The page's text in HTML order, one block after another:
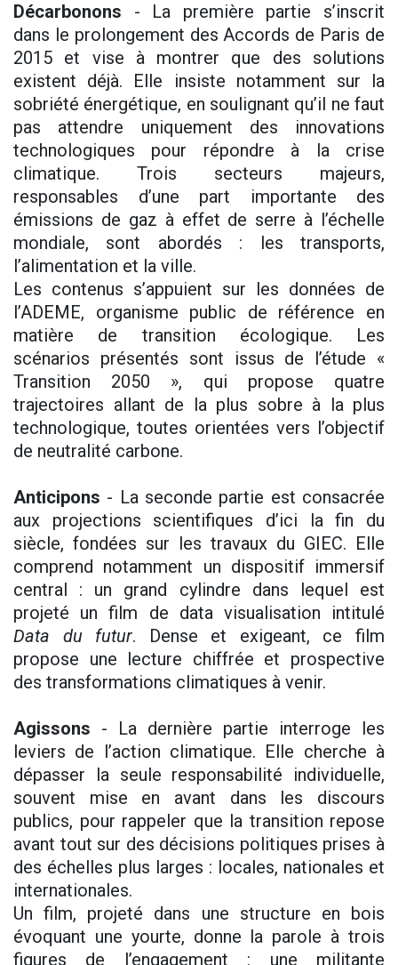
Décarbonons - La première partie s’inscrit
dans le prolongement des Accords de Paris de
2015 et vise à montrer que des solutions
existent déjà. Elle insiste notamment sur la
sobriété énergétique, en soulignant qu’il ne faut
pas attendre uniquement des innovations
technologiques pour répondre à la crise
climatique. Trois secteurs majeurs,
responsables d’une part importante des
émissions de gaz à effet de serre à l’échelle
mondiale, sont abordés : les transports,
l’alimentation et la ville.
Les contenus s’appuient sur les données de
l’ADEME, organisme public de référence en
matière de transition écologique. Les
scénarios présentés sont issus de l’étude «
Transition 2050 », qui propose quatre
trajectoires allant de la plus sobre à la plus
technologique, toutes orientées vers l’objectif
de neutralité carbone.
Anticipons - La seconde partie est consacrée
aux projections scientifiques d’ici la fin du
siècle, fondées sur les travaux du GIEC. Elle
comprend notamment un dispositif immersif
central : un grand cylindre dans lequel est
projeté un film de data visualisation intitulé
Data du futur. Dense et exigeant, ce film
propose une lecture chiffrée et prospective
des transformations climatiques à venir.
Agissons - La dernière partie interroge les
leviers de l’action climatique. Elle cherche à
dépasser la seule responsabilité individuelle,
souvent mise en avant dans les discours
publics, pour rappeler que la transition repose
avant tout sur des décisions politiques prises à
des échelles plus larges : locales, nationales et
internationales.
Un film, projeté dans une structure en bois
évoquant une yourte, donne la parole à trois
figures de l’engagement : une militante